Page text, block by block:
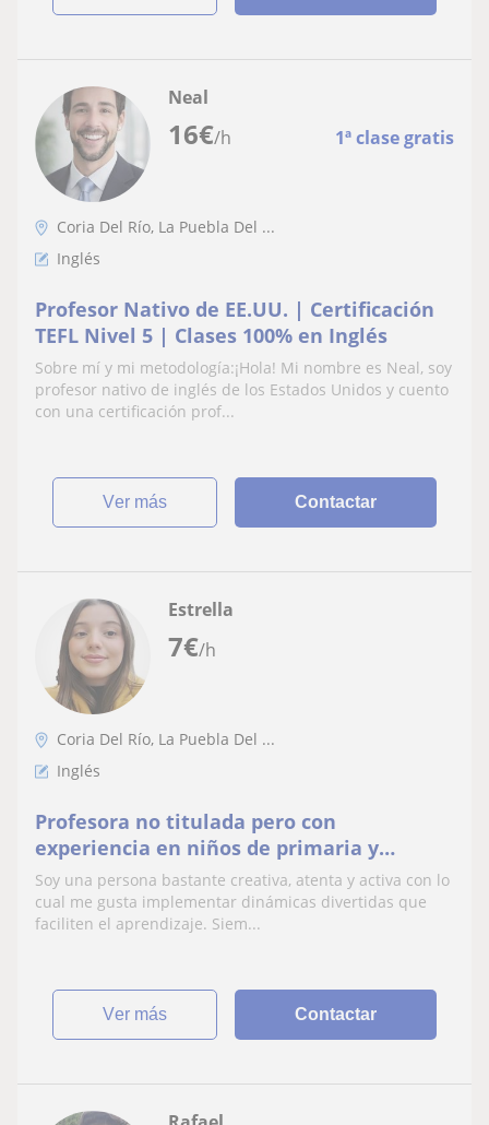
16€/h 1ª clase gratis
Neal
Coria Del Río, La Puebla Del ...
Inglés
Profesor Nativo de EE.UU. | Certificación
TEFL Nivel 5 | Clases 100% en Inglés
Sobre mí y mi metodología:¡Hola! Mi nombre es Neal, soy
profesor nativo de inglés de los Estados Unidos y cuento
con una certificación prof...
ver más Contactar
7€/h
Estrella
Coria Del Río, La Puebla Del ...
Inglés
Profesora no titulada pero con
experiencia en niños de primaria y
secundaria. Tengo un nivel de inglés
elevado y domino las demás
Soy una persona bastante creativa, atenta y activa con lo
cual me gusta implementar dinámicas divertidas que
faciliten el aprendizaje. Siem...
ver más Contactar